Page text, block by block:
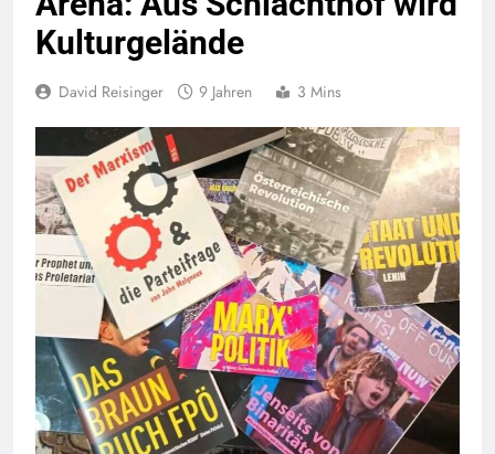
Kulturgelände
David Reisinger 9 Jahren 3 Mins